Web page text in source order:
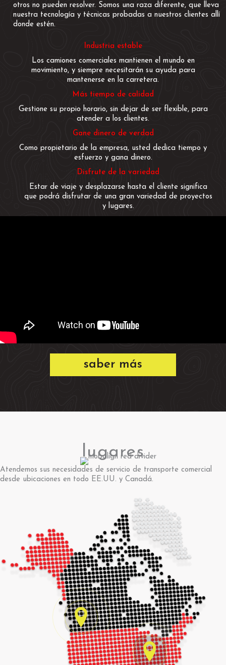
otros no pueden resolver. Somos una raza diferente, que lleva
nuestra tecnología y técnicas probadas a nuestros clientes allí
donde estén.
Industria estable
Los camiones comerciales mantienen el mundo en
movimiento, y siempre necesitarán su ayuda para
mantenerse en la carretera.
Más tiempo de calidad
Gestione su propio horario, sin dejar de ser flexible, para
atender a los clientes.
Gane dinero de verdad
Como propietario de la empresa, usted dedica tiempo y
esfuerzo y gana dinero.
Disfrute de la variedad
Estar de viaje y desplazarse hasta el cliente significa
que podrá disfrutar de una gran variedad de proyectos
y lugares.
saber más
lugares
Atendemos sus necesidades de servicio de transporte comercial
desde ubicaciones en todo EE.UU. y Canadá.